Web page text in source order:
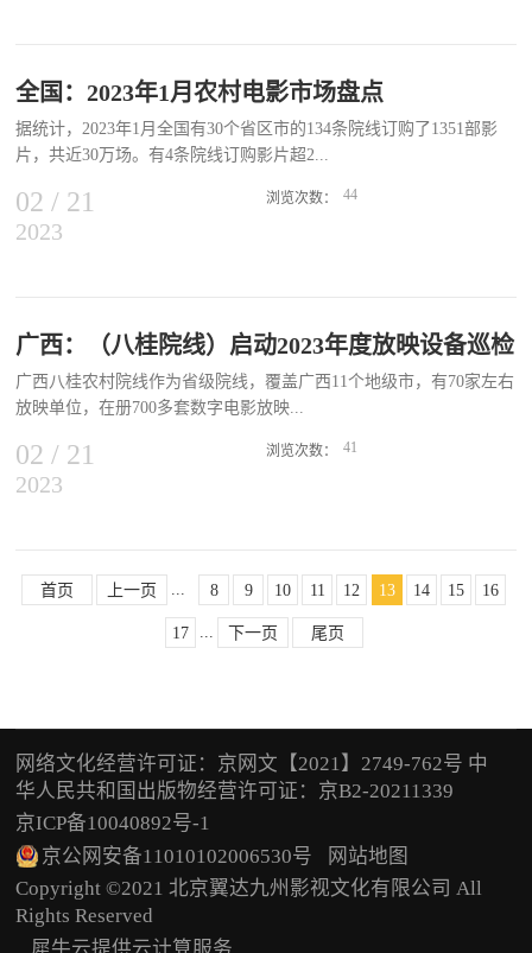
益电影受众群体和覆盖面，为全面高质量完成本年度公益电影放映任
务谋新篇、创新路、开新局。此外，宁波市新农村数字电影院线有限
公司也开展了“我们的中国梦——文化进万家”公益电影展映活动，在
影院想要实现卖品销量暴增的初衷就背道而驰了，所以小艾建议，影
高单品价格不可行，影院可以设计一些套餐或组合销售的方法以吸引
消费者的做法可以借鉴。但不管怎么说，要真正体现出优惠的诚意，
让优惠感觉得到。同时，利用价格锚定的方法，让高价商品或非会员
价格作为心理参照，激发消费者购买你想要推销的商品或推广会员。
可以利用影院App、微信小程序等多种形式鼓励消费者线上下单影院
这类商家进行合作可有效提升购买率。毕竟时代变了，人们的观念和
口味发生了变化，影院卖品也要与时俱进。现在的观众，他们最想要
的除了是可乐、爆米花，还要咖啡、奶茶、造型独特的冰激凌、口味
全国：2023年1月农村电影市场盘点
据统计，2023年1月全国有30个省区市的134条院线订购了1351部影
片，共近30万场。有4条院线订购影片超2...
00部，3条院线订购场次超2万场，其中江西欣荣农村数字电影院线有
多，约1.2万场。 当前电影数字节目交易平台（www.dfcc.org.cn）可
上影片中可关注城市影院票房过亿影片《哥，你好》《外太空的莫扎
特》《暗恋·橘生淮南》、扫黑除恶题材影片《东北警察故事》、悬
疑题材影片《远山淡影》以及纪录电影《京剧搜孤救孤》等。01 “我
们的中国梦——文化进万家”公益电影放映火热开展由中央宣传部、
中央文明办、文化和旅游部、国家广播电视总局、中央广播电视总
式多样的放映活动，为元旦和新春佳节营造欢乐祥和、喜庆热烈的浓
厚节日氛围。北京市“我们的中国梦——文化进万家”公益电影主题放
映活动落在实处，全市3739套公益电影放映设备，每套免费放映不少
于3场，总计放映不少于11217场，给市民送...
02 / 21
2023
浏览次数： 44
广西：（八桂院线）启动2023年度放映设备巡检
广西八桂农村院线作为省级院线，覆盖广西11个地级市，有70家左右
放映单位，在册700多套数字电影放映...
设备，拥有广西农村电影放映设备维修站。为做好2023年度公益电影
象州县民福电影放映公司。现场主要对投影机做亮度检测，光通清
洁，播放器及功放电路除尘，解决小故障，同时通过实操演示针对各
类设备故障问题向放映员进行了讲解和解答，对可能存在的问题进行
代。根据相关工作部署，广西八桂农村院线将挑起设备巡检重担，确
保电影放映设备能够高效、稳定运行，为2023年农村公益电影放映工
作的开展做好充分准备，为保障全区农村公益电影放映工作的顺利进
行打下良好基础。
02 / 21
2023
浏览次数： 41
首页 上一页 ... 8 9 10 11 12 13 14 15 16
17 ... 下一页 尾页
网络文化经营许可证：京网文【2021】2749-762号 中
华人民共和国出版物经营许可证：京B2-20211339
京ICP备10040892号-1
京公网安备11010102006530号
网站地图
Copyright ©2021 北京翼达九州影视文化有限公司 All
Rights Reserved